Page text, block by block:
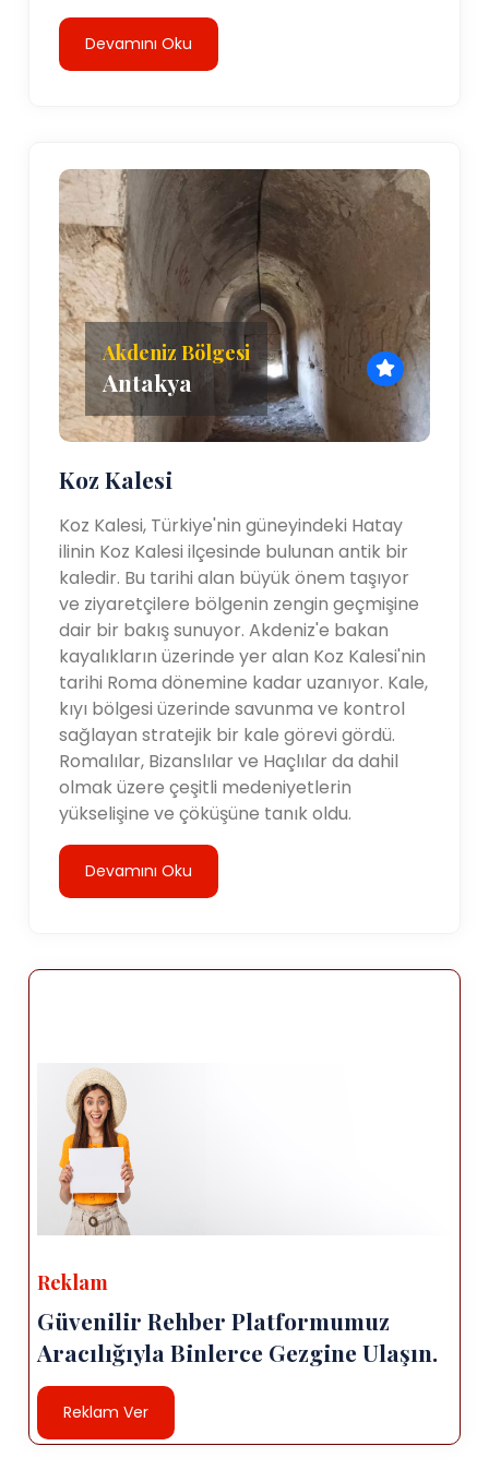
Devamını Oku
Akdeniz Bölgesi
Antakya
Koz Kalesi
Koz Kalesi, Türkiye'nin güneyindeki Hatay
ilinin Koz Kalesi ilçesinde bulunan antik bir
kaledir. Bu tarihi alan büyük önem taşıyor
ve ziyaretçilere bölgenin zengin geçmişine
dair bir bakış sunuyor. Akdeniz'e bakan
kayalıkların üzerinde yer alan Koz Kalesi'nin
tarihi Roma dönemine kadar uzanıyor. Kale,
kıyı bölgesi üzerinde savunma ve kontrol
sağlayan stratejik bir kale görevi gördü.
Romalılar, Bizanslılar ve Haçlılar da dahil
olmak üzere çeşitli medeniyetlerin
yükselişine ve çöküşüne tanık oldu.
Devamını Oku
Reklam
Güvenilir Rehber Platformumuz
Aracılığıyla Binlerce Gezgine Ulaşın.
Reklam Ver